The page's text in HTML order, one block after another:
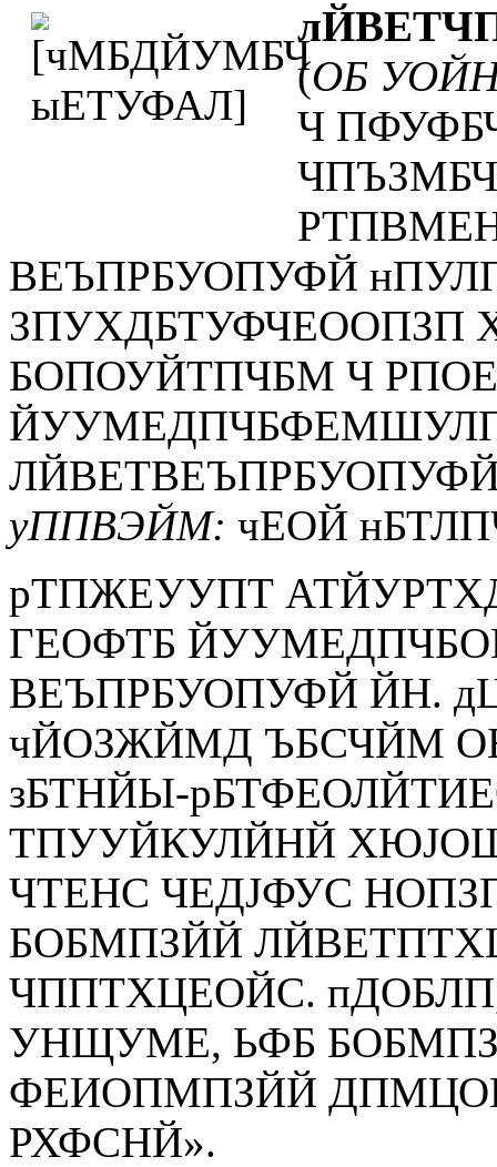
(ОБ
Ч
ВЕЪПРБУОПУФЙ
ЗПУХДБТУФЧЕООПЗП
БОПОУЙТПЧБМ Ч
уППВЭЙМ: чЕОЙ
рТПЖЕУУПТ
ГЕОФТБ
ВЕЪПРБУОПУФЙ ЙН.
чЙОЗЖЙМД ЪБСЧЙМ
зБТНЙЫ-
ТПУУЙКУЛЙНЙ
ЧТЕНС ЧЕДЈФУС
БОБМПЗЙЙ
ЧППТХЦЕОЙС.
УНЩУМЕ, ЬФБ
ФЕИОПМПЗЙЙ
РХФСНЙ».